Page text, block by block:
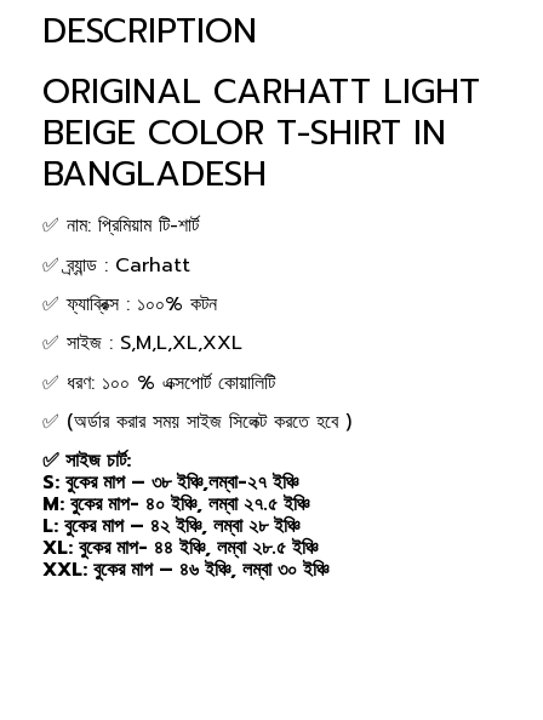
DESCRIPTION
ORIGINAL CARHATT LIGHT
BEIGE COLOR T-SHIRT IN
BANGLADESH
✅ নাম: প্রিমিয়াম টি-শার্ট
✅ ব্র্যান্ড : Carhatt
✅ ফ্যাব্রিক্স : ১০০% কটন
✅ সাইজ : S,M,L,XL,XXL
✅ ধরণ: ১০০ % এক্সপোর্ট কোয়ালিটি
✅ (অর্ডার করার সময় সাইজ সিলেক্ট করতে হবে )
✅ সাইজ চার্ট:
S: বুকের মাপ – ৩৮ ইঞ্চি,লম্বা-২৭ ইঞ্চি
M: বুকের মাপ- ৪০ ইঞ্চি, লম্বা ২৭.৫ ইঞ্চি
L: বুকের মাপ – ৪২ ইঞ্চি, লম্বা ২৮ ইঞ্চি
XL: বুকের মাপ- ৪৪ ইঞ্চি, লম্বা ২৮.৫ ইঞ্চি
XXL: বুকের মাপ – ৪৬ ইঞ্চি, লম্বা ৩০ ইঞ্চি